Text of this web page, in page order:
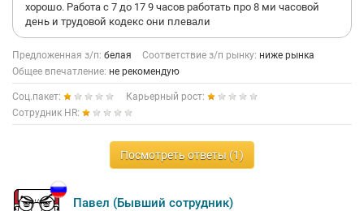
хорошо. Работа с 7 до 17 9 часов работать про 8 ми часовой
день и трудовой кодекс они плевали
Предложенная з/п: белая Соответствие з/п рынку: ниже рынка
Общее впечатление: не рекомендую
Соц.пакет:
Карьерный рост:
Сотрудник HR:
Посмотреть ответы (1)
Павел (Бывший сотрудник)